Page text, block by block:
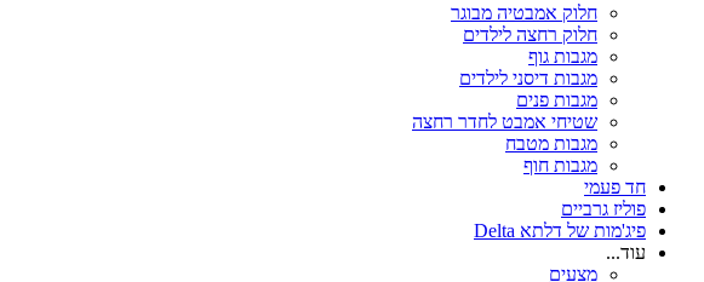
חלוק אמבטיה מבוגר
חלוק רחצה לילדים
מגבות גוף
מגבות דיסני לילדים
מגבות פנים
שטיחי אמבט לחדר רחצה
מגבות מטבח
מגבות חוף
חד פעמי
פוליז גרביים
פיג'מות של דלתא Delta
עוד...
מצעים